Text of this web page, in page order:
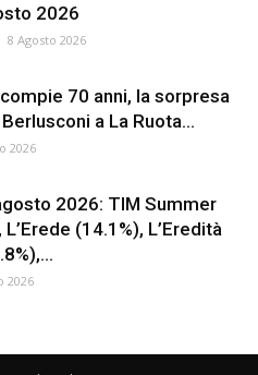
2026
8 Agosto 2026
70 anni, la sorpresa
a La Ruota...
2026
2026: TIM Summer
(14.1%), L’Eredità
2026